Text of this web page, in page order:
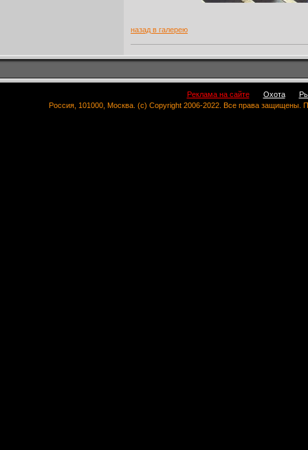
назад в галерею
Реклама на сайте Охота
Россия, 101000, Москва. (c) Copyright 2006-2022. Все права защищены.